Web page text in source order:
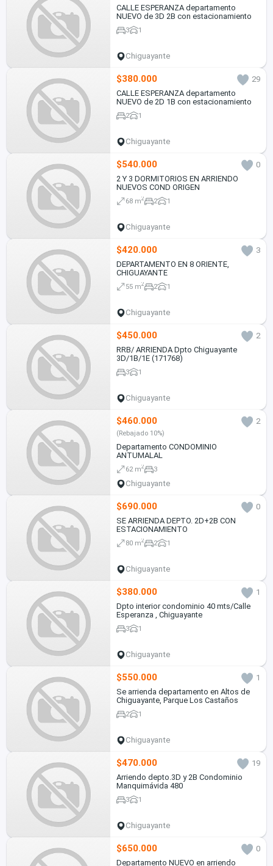
CALLE ESPERANZA departamento
NUEVO de 3D 2B con estacionamiento
3 1
Chiguayante
$380.000
29
CALLE ESPERANZA departamento
NUEVO de 2D 1B con estacionamiento
2 1
Chiguayante
$540.000
0
2 Y 3 DORMITORIOS EN ARRIENDO
NUEVOS COND ORIGEN
68 m2 2 1
Chiguayante
$420.000
3
DEPARTAMENTO EN 8 ORIENTE,
CHIGUAYANTE
55 m2 2 1
Chiguayante
$450.000
2
RRB/ ARRIENDA Dpto Chiguayante
3D/1B/1E (171768)
3 1
Chiguayante
$460.000 2
(Rebajado 10%)
Departamento CONDOMINIO
ANTUMALAL
62 m2 3
Chiguayante
$690.000
0
SE ARRIENDA DEPTO. 2D+2B CON
ESTACIONAMIENTO
80 m2 2 1
Chiguayante
$380.000
1
Dpto interior condominio 40 mts/Calle
Esperanza , Chiguayante
3 1
Chiguayante
$550.000
1
Se arrienda departamento en Altos de
Chiguayante, Parque Los Castaños
2 1
Chiguayante
$470.000
19
Arriendo depto.3D y 2B Condominio
Manquimávida 480
3 1
Chiguayante
$650.000
0
Departamento NUEVO en arriendo